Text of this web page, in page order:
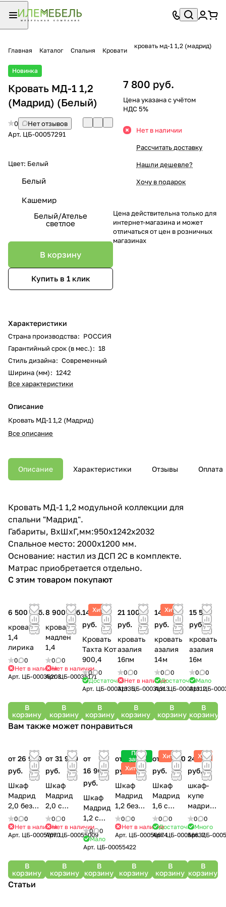
Главная Каталог Спальня Кровати
кровать мд-1 1,2 (мадрид)
Новинка
Кровать МД-1 1,2
(Мадрид) (Белый)
0
Нет отзывов
Арт. ЦБ-00057291
Цвет: Белый
Белый
Кашемир
Белый/Ателье
светлое
В корзину
Купить в 1 клик
Характеристики
Страна производства: РОССИЯ
Гарантийный срок (в мес.): 18
Стиль дизайна: Современный
Ширина (мм): 1242
Все характеристики
Описание
Кровать МД-1 1,2 (Мадрид)
Все описание
7 800 руб.
Цена указана с учётом
НДС 5%
Нет в наличии
Рассчитать доставку
Нашли дешевле?
Хочу в подарок
Цена действительна только для
интернет-магазина и может
отличаться от цен в розничных
магазинах
Описание Характеристики Отзывы Оплата
Кровать МД-1 1,2 модульной коллекции для
спальни "Мадрид".
Габариты, ВхШхГ,мм:950х1242х2032
Спальное место: 2000х1200 мм.
Основание: настил из ДСП 2С в комплекте.
Матрас приобретается отдельно.
С этим товаром покупают
6 500 руб.
кровать
1,4
лирика
0
0
Нет в наличии
Арт. ЦБ-00035208
В
корзину
8 900 руб.
кровать
мадлен
1,4
0
0
Нет в наличии
Арт.ЦБ-00035171
В
корзину
Хит
14 400
руб.
Кровать
Тахта Кот
900,4
0
0
Достаточно
Арт. ЦБ-00031335
В
корзину
21 100
руб.
кровать
азалия
16пм
0
0
Нет в наличии
Арт.ЦБ-00031313
В
корзину
Хит
14 400
руб.
кровать
азалия
14м
0
0
Достаточно
Арт.ЦБ-00031312
В
корзину
15 500
руб.
кровать
азалия
16м
0
0
Мало
Арт.ЦБ-
В
корзину
Вам также может понравиться
от 26 900
руб.
Шкаф
Мадрид
2,0 без
зеркала
0
0
Нет в наличии
Арт. ЦБ-00057070
В
корзину
от 31 900
руб.
Шкаф
Мадрид
2,0 с
зеркалом
0
0
Нет в наличии
Арт.ЦБ-00055009
В
корзину
от
16 900
руб.
Шкаф
Мадрид
1,2 с
зеркало
м
0
0
Мало
Арт. ЦБ-00055422
В
корзину
Под
заказ
Хит
от 14 200
руб.
Шкаф
Мадрид
1,2 без
зеркала
0
0
Нет в наличии
Арт. ЦБ-00056674
В
корзину
Хит
от 25 990
руб.
Шкаф
Мадрид
1,6 с
зеркалом
0
0
Достаточно
Арт.ЦБ-00056637
В
корзину
Хит
24 990
руб.
шкаф-
купе
мадрид
шкк-05
0
0
Много
Арт.ЦБ-
В
корзину
Статьи